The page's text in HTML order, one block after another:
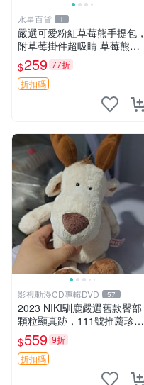
水星百貨 1
嚴選可愛粉紅草莓熊手提包，
附草莓掛件超吸睛 草莓熊手
提包 草莓掛件 可愛portunes
e
$259 77折
折扣碼
影視動漫CD專輯DVD 57
2023 NIKI馴鹿嚴選舊款臀部
顆粒顯真跡，111號推薦珍藏
品 馴鹿 舊款 尾巴顆粒
$559 9折
折扣碼